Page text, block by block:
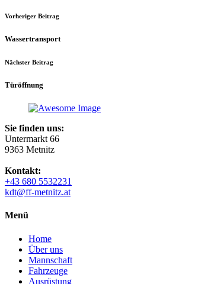
Vorheriger Beitrag
Wassertransport
Nächster Beitrag
Türöffnung
Sie finden uns:
Untermarkt 66
9363 Metnitz
Kontakt:
+43 680 5532231
kdt@ff-metnitz.at
Menü
Home
Über uns
Mannschaft
Fahrzeuge
Ausrüstung